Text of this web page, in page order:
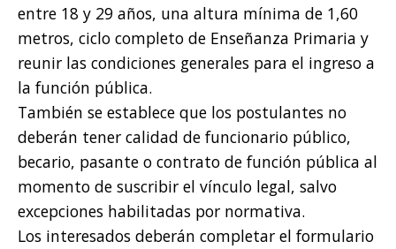
entre 18 y 29 años, una altura mínima de 1,60
metros, ciclo completo de Enseñanza Primaria y
reunir las condiciones generales para el ingreso a
la función pública.
También se establece que los postulantes no
deberán tener calidad de funcionario público,
becario, pasante o contrato de función pública al
momento de suscribir el vínculo legal, salvo
excepciones habilitadas por normativa.
Los interesados deberán completar el formulario